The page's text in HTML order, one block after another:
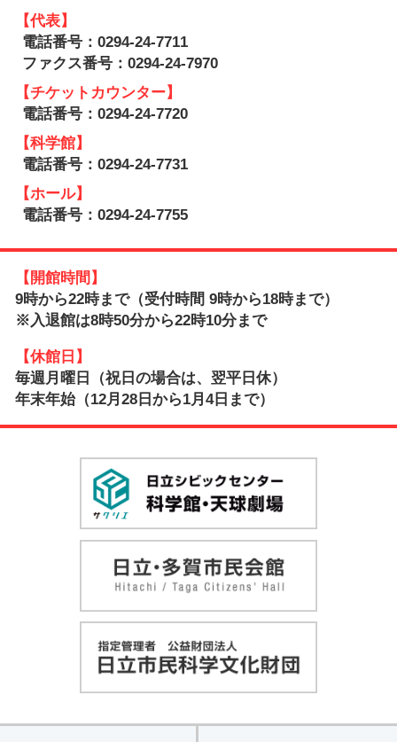
【代表】
電話番号：0294-24-7711
ファクス番号：0294-24-7970
【チケットカウンター】
電話番号：0294-24-7720
【科学館】
電話番号：0294-24-7731
【ホール】
電話番号：0294-24-7755
【開館時間】
9時から22時まで（受付時間 9時から18時まで）
※入退館は8時50分から22時10分まで
【休館日】
毎週月曜日（祝日の場合は、翌平日休）
年末年始（12月28日から1月4日まで）